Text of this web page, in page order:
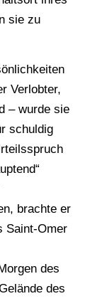
sie zu
Verlobter,
– wurde sie
schuldig
brachte er
Saint-Omer
des
des